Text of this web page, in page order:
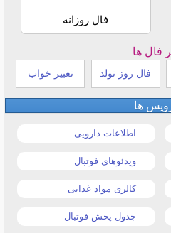
فال روزانه
فال ها
فال روز تولد تعبیر خواب
ها
اطلاعات دارویی
ویدئوهای فوتبال
کالری مواد غذایی
جدول پخش فوتبال